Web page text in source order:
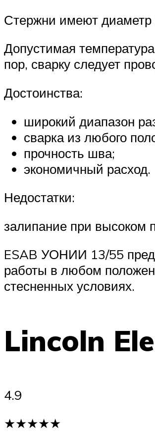
Стержни имеют диаметр
Допустимая
пор, сварку следует
Достоинства:
широкий диапазон
сварка из любого
прочность шва;
экономичный расход.
Недостатки:
залипание при высоком
ESAB УОНИИ 13/55
работы в любом
стесненных условиях.
Lincoln
4.9
★★★★★